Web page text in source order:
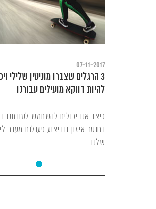
07-11-2017
3 הרגלים שצברו מוניטין שלילי
להיות דווקא מועילים עבורנו
כיצד אנו יכולים להשתמש לטובתנו
בחוסר איזון ובביצוע פעולות מעבר
שלנו